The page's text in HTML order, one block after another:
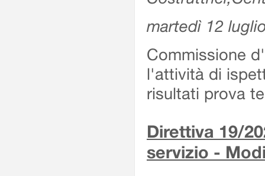
martedì 12
Commissione
l'attività di
risultati prova
Direttiva 19/
servizio -